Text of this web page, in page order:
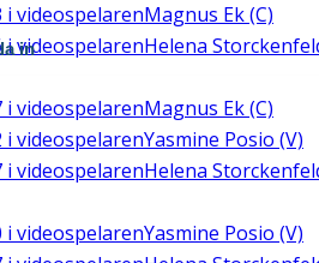
i videospelarenMagnus Ek (C)
i videospelarenHelena
i videospelarenMagnus Ek (C)
i videospelarenYasmine Posio (V)
i videospelarenHelena
i videospelarenYasmine Posio (V)
in